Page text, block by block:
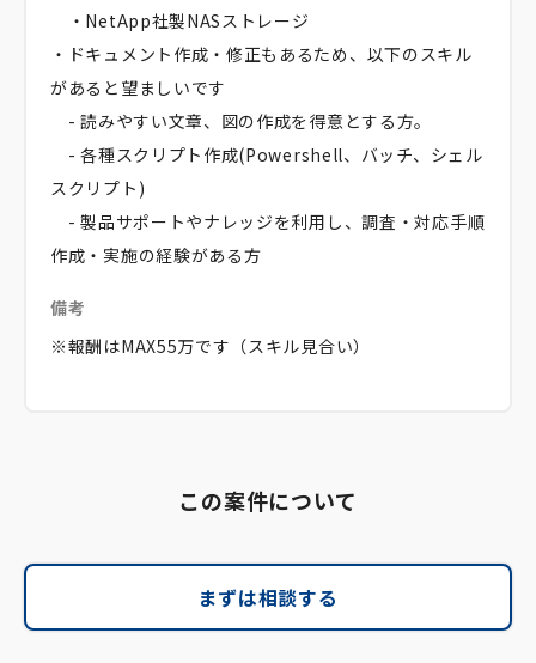
・NetApp社製NASストレージ
・ドキュメント作成・修正もあるため、以下のスキル
があると望ましいです
- 読みやすい文章、図の作成を得意とする方。
- 各種スクリプト作成(Powershell、バッチ、シェル
スクリプト)
- 製品サポートやナレッジを利用し、調査・対応手順
作成・実施の経験がある方
備考
※報酬はMAX55万です（スキル見合い）
この案件について
まずは相談する